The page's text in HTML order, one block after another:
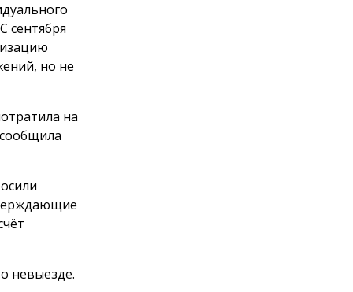
сентября
но не
на
невыезде.